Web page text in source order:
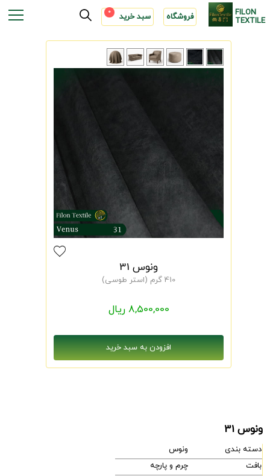
FILON
TEXTILE فروشگاه سبد خرید 0
ونوس 31
410 گرم (استر طوسی)
8,500,000 ریال
ونوس 31
دسته بندی
ونوس
بافت
چرم و پارچه